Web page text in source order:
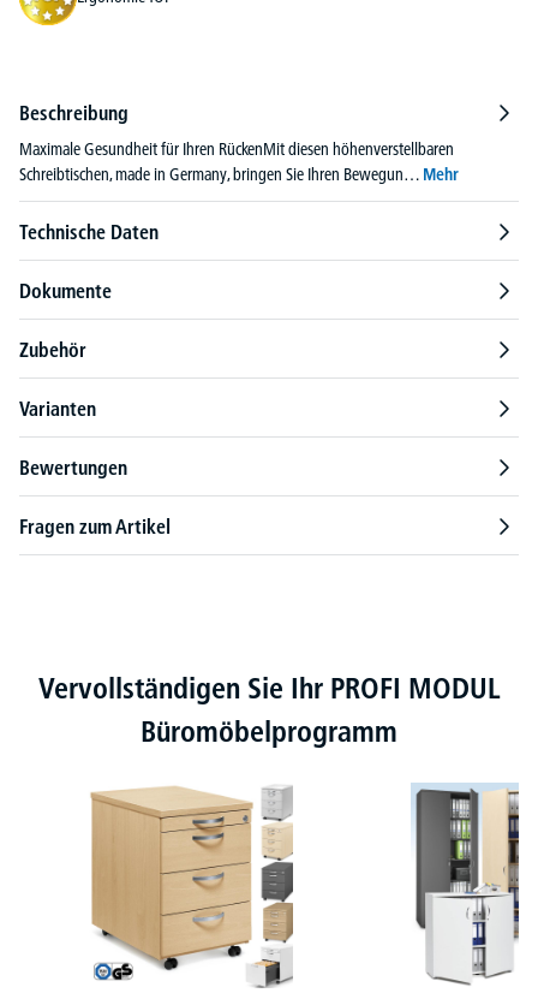
Beschreibung
Maximale Gesundheit für Ihren RückenMit diesen höhenverstellbaren
Schreibtischen, made in Germany, bringen Sie Ihren Bewegun… Mehr
Technische Daten
Dokumente
Zubehör
Varianten
Bewertungen
Fragen zum Artikel
Produktgalerie überspringen
Vervollständigen Sie Ihr PROFI MODUL
Büromöbelprogramm